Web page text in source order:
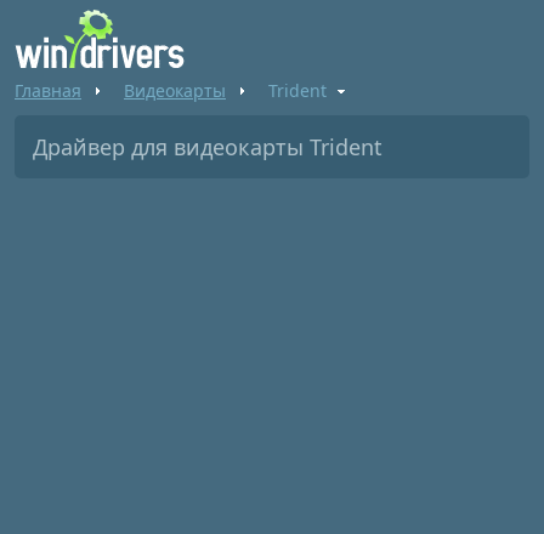
Главная Видеокарты Trident
Драйвер для видеокарты Trident